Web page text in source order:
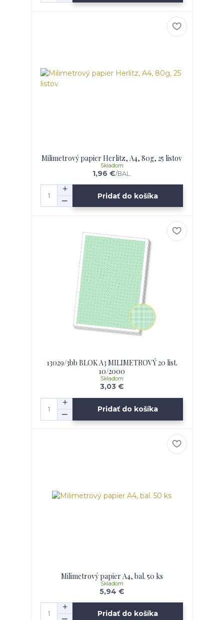
Milimetrový papier Herlitz, A4, 80g, 25 listov
1,96 €/BAL.
Skladom
Pridať do košíka
13029/3bb BLOK A3 MILIMETROVÝ 20 list.
10/2000
3,03 €
Skladom
Pridať do košíka
Milimetrový papier A4, bal. 50 ks
5,94 €
Skladom
Pridať do košíka